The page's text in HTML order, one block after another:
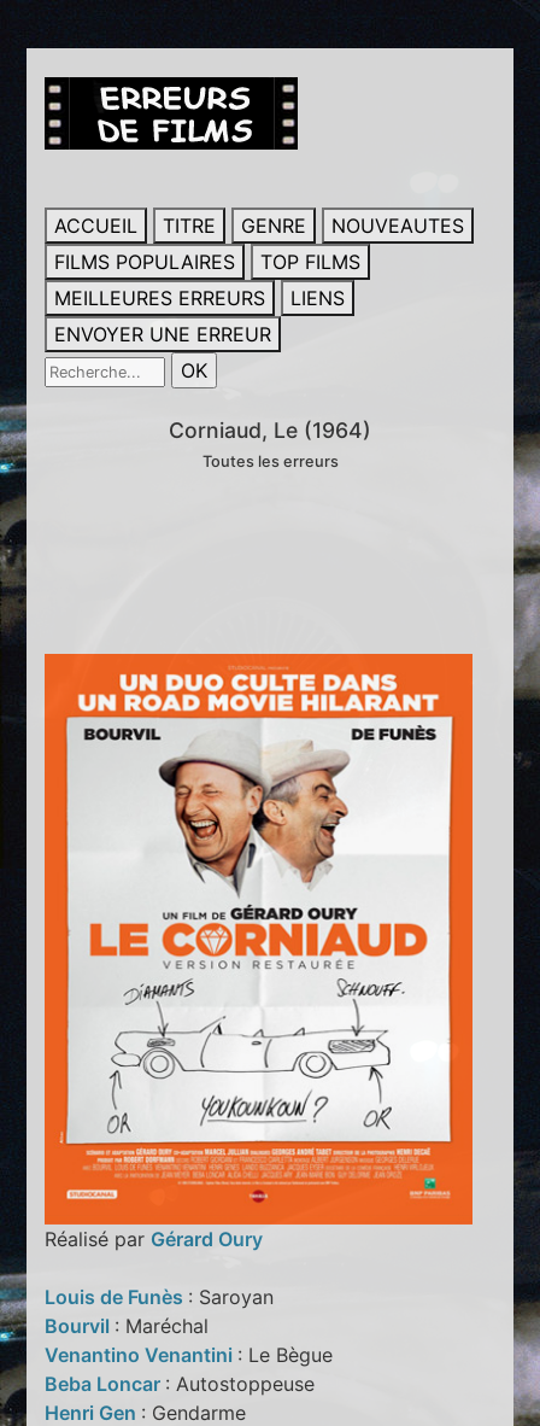
ACCUEIL TITRE GENRE
NOUVEAUTES
FILMS POPULAIRES
TOP FILMS
MEILLEURES ERREURS
LIENS
ENVOYER UNE ERREUR
Corniaud, Le (1964)
Toutes les erreurs
Réalisé par Gérard Oury
Louis de Funès : Saroyan
Bourvil : Maréchal
Venantino Venantini : Le Bègue
Beba Loncar : Autostoppeuse
Henri Gen : Gendarme